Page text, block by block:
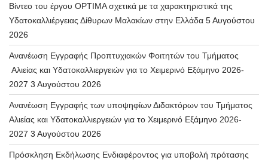
Βίντεο του έργου OPTIMA σχετικά με τα χαρακτηριστικά της
Υδατοκαλλιέργειας Δίθυρων Μαλακίων στην Ελλάδα 5 Αυγούστου
2026
Ανανέωση Εγγραφής Προπτυχιακών Φοιτητών του Τμήματος
Αλιείας και Υδατοκαλλιεργειών για το Χειμερινό Εξάμηνο 2026-
2027 3 Αυγούστου 2026
Ανανέωση Εγγραφής των υποψηφίων Διδακτόρων του Τμήματος
Αλιείας και Υδατοκαλλιεργειών για το Χειμερινό Εξάμηνο 2026-
2027 3 Αυγούστου 2026
Πρόσκληση Εκδήλωσης Ενδιαφέροντος για υποβολή πρότασης